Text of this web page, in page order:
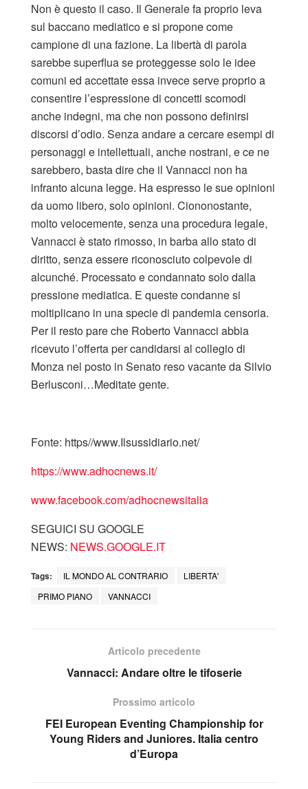
Non è questo il caso. Il Generale fa proprio leva
sul baccano mediatico e si propone come
campione di una fazione. La libertà di parola
sarebbe superflua se proteggesse solo le idee
comuni ed accettate essa invece serve proprio a
consentire l’espressione di concetti scomodi
anche indegni, ma che non possono definirsi
discorsi d’odio. Senza andare a cercare esempi di
personaggi e intellettuali, anche nostrani, e ce ne
sarebbero, basta dire che il Vannacci non ha
infranto alcuna legge. Ha espresso le sue opinioni
da uomo libero, solo opinioni. Ciononostante,
molto velocemente, senza una procedura legale,
Vannacci è stato rimosso, in barba allo stato di
diritto, senza essere riconosciuto colpevole di
alcunché. Processato e condannato solo dalla
pressione mediatica. E queste condanne si
moltiplicano in una specie di pandemia censoria.
Per il resto pare che Roberto Vannacci abbia
ricevuto l’offerta per candidarsi al collegio di
Monza nel posto in Senato reso vacante da Silvio
Berlusconi…Meditate gente.
Fonte: https//www.Ilsussidiario.net/
https://www.adhocnews.it/
www.facebook.com/adhocnewsitalia
SEGUICI SU GOOGLE
NEWS: NEWS.GOOGLE.IT
Tags: IL MONDO AL CONTRARIO
LIBERTA'
PRIMO PIANO
VANNACCI
Articolo precedente
Vannacci: Andare oltre le tifoserie
Prossimo articolo
FEI European Eventing Championship for
Young Riders and Juniores. Italia centro
d’Europa